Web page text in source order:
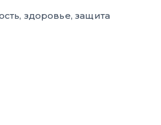
здоровье, защита